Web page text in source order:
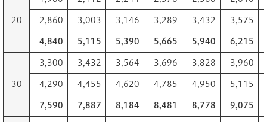
20 2,860 3,003 3,146 3,289 3,432 3,575
4,840 5,115 5,390 5,665 5,940 6,215
30
3,300 3,432 3,564 3,696 3,828 3,960
4,290 4,455 4,620 4,785 4,950 5,115
7,590 7,887 8,184 8,481 8,778 9,075